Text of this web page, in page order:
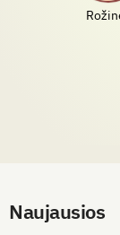
Naujausios